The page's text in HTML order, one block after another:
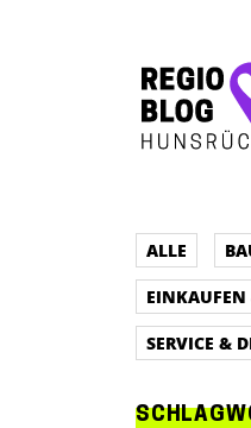
ALLE
EINKAUFEN
SERVICE &